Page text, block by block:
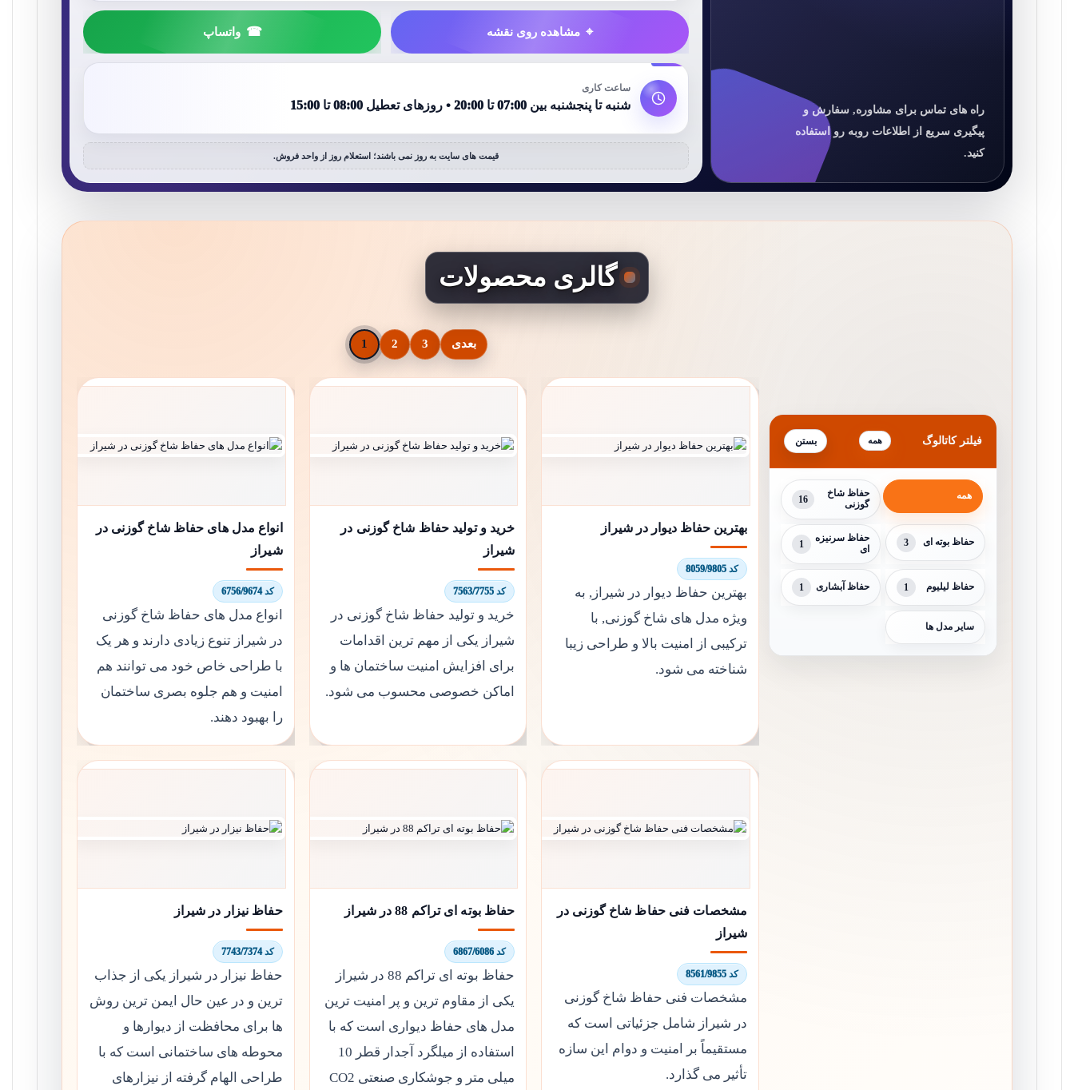
راه های تماس برای مشاوره, سفارش و
پیگیری سریع از اطلاعات روبه رو استفاده
کنید.
مشاهده روی نقشه واتساپ
ساعت کاری
شنبه تا پنجشنبه بین 07:00 تا 20:00 • روزهای تعطیل 08:00 تا 15:00
قیمت های سایت به روز نمی باشند؛ استعلام روز از واحد فروش.
گالری محصولات
فیلتر کاتالوگ همه
همه
حفاظ شاخ
گوزنی
16
حفاظ بوته ای 3
حفاظ سرنیزه
ای
1
حفاظ لیلیوم 1 حفاظ آبشاری 1
سایر مدل ها
1 2 3 بعدی
بهترین حفاظ دیوار در شیراز
کد 8059/9805
بهترین حفاظ دیوار در شیراز, به
ویژه مدل های شاخ گوزنی, با
ترکیبی از امنیت بالا و طراحی زیبا
شناخته می شود.
خرید و تولید حفاظ شاخ گوزنی در
شیراز
کد 7563/7755
خرید و تولید حفاظ شاخ گوزنی در
شیراز یکی از مهم ترین اقدامات
برای افزایش امنیت ساختمان ها و
اماکن خصوصی محسوب می شود.
انواع مدل های حفاظ شاخ گوزنی در
شیراز
کد 6756/9674
انواع مدل های حفاظ شاخ گوزنی
در شیراز تنوع زیادی دارند و هر یک
با طراحی خاص خود می توانند هم
امنیت و هم جلوه بصری ساختمان
را بهبود دهند.
مشخصات فنی حفاظ شاخ گوزنی در
شیراز
کد 8561/9855
مشخصات فنی حفاظ شاخ گوزنی
در شیراز شامل جزئیاتی است که
مستقیماً بر امنیت و دوام این سازه
تأثیر می گذارد.
حفاظ بوته ای تراکم 88 در شیراز
کد 6867/6086
حفاظ بوته ای تراکم 88 در شیراز
یکی از مقاوم ترین و پر امنیت ترین
مدل های حفاظ دیواری است که با
استفاده از میلگرد آجدار قطر 10
میلی متر و جوشکاری صنعتی CO2
حفاظ نیزار در شیراز
کد 7743/7374
حفاظ نیزار در شیراز یکی از جذاب
ترین و در عین حال ایمن ترین روش
ها برای محافظت از دیوارها و
محوطه های ساختمانی است که با
طراحی الهام گرفته از نیزارهای